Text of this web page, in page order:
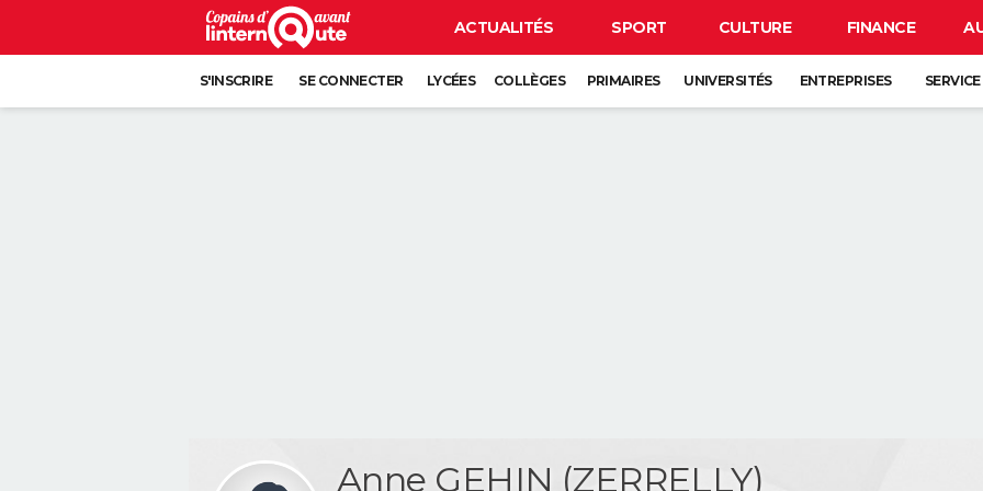
ACTUALITÉS SPORT CULTURE FINANCE
S'INSCRIRE SE CONNECTER LYCÉES COLLÈGES PRIMAIRES UNIVERSITÉS ENTREPRISES
Anne GEHIN (ZERRELLY)